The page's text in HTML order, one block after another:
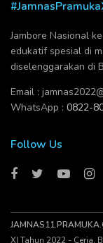
Jambore Nasional
edukatif spesial di
diselenggarakan di
Email :
WhatsApp : 0822-
Follow Us
XI Tahun 2022 - Ceria,